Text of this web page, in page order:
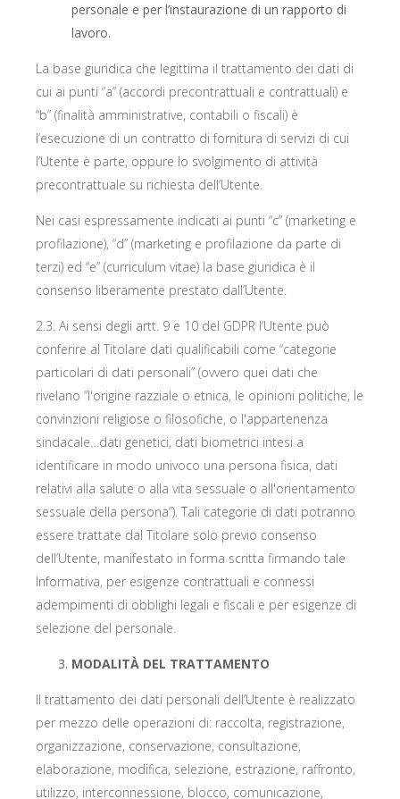
personale e per l’instaurazione di un rapporto di
lavoro.
La base giuridica che legittima il trattamento dei dati di
cui ai punti “a” (accordi precontrattuali e contrattuali) e
“b” (finalità amministrative, contabili o fiscali) è
l’esecuzione di un contratto di fornitura di servizi di cui
l’Utente è parte, oppure lo svolgimento di attività
precontrattuale su richiesta dell’Utente.
Nei casi espressamente indicati ai punti “c” (marketing e
profilazione), “d” (marketing e profilazione da parte di
terzi) ed “e” (curriculum vitae) la base giuridica è il
consenso liberamente prestato dall’Utente.
2.3. Ai sensi degli artt. 9 e 10 del GDPR l’Utente può
conferire al Titolare dati qualificabili come “categorie
particolari di dati personali” (ovvero quei dati che
rivelano “l'origine razziale o etnica, le opinioni politiche, le
convinzioni religiose o filosofiche, o l'appartenenza
sindacale…dati genetici, dati biometrici intesi a
identificare in modo univoco una persona fisica, dati
relativi alla salute o alla vita sessuale o all'orientamento
sessuale della persona”). Tali categorie di dati potranno
essere trattate dal Titolare solo previo consenso
dell’Utente, manifestato in forma scritta firmando tale
Informativa, per esigenze contrattuali e connessi
adempimenti di obblighi legali e fiscali e per esigenze di
selezione del personale.
MODALITÀ DEL TRATTAMENTO
Il trattamento dei dati personali dell’Utente è realizzato
per mezzo delle operazioni di: raccolta, registrazione,
organizzazione, conservazione, consultazione,
elaborazione, modifica, selezione, estrazione, raffronto,
utilizzo, interconnessione, blocco, comunicazione,